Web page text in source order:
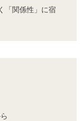
「関係性」に宿